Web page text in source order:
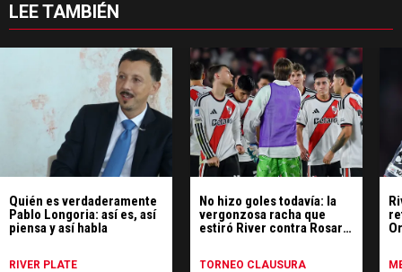
LEE TAMBIÉN
Quién es verdaderamente
Pablo Longoria: así es, así
piensa y así habla
RIVER PLATE
No hizo goles todavía: la
vergonzosa racha que
estiró River contra Rosario
TORNEO CLAUSURA